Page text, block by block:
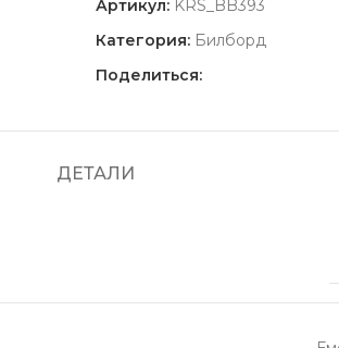
ПОПУЛЯРНЫЕ
Красной Армии 109, в
Стоимость размещения
Артикул: KRS_BB393
Категория: Билборд
Поделиться:
ДЕТАЛИ